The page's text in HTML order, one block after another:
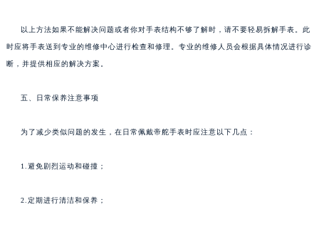
以上方法如果不能解决问题或者你对手表结构不够了解时，请不要轻易拆解手表。此
时应将手表送到专业的维修中心进行检查和修理。专业的维修人员会根据具体情况进行诊
断，并提供相应的解决方案。
五、日常保养注意事项
为了减少类似问题的发生，在日常佩戴帝舵手表时应注意以下几点：
1.避免剧烈运动和碰撞；
2.定期进行清洁和保养；